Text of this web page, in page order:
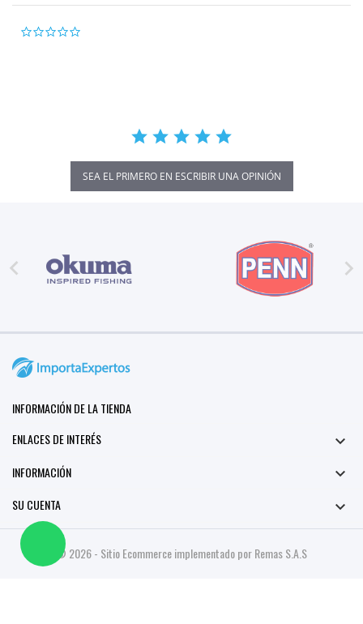
SEA EL PRIMERO EN ESCRIBIR UNA OPINIÓN
 
INFORMACIÓN DE LA TIENDA
ENLACES DE INTERÉS

INFORMACIÓN 
SU CUENTA 
© 2026 - Sitio Ecommerce implementado por Remas S.A.S